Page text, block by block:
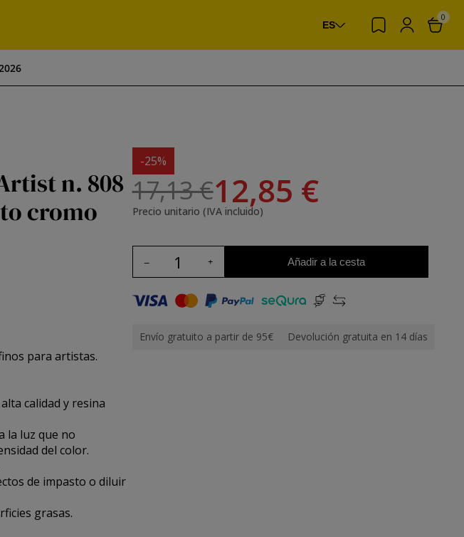
ES
0
n. 808
cromo
para artistas.
calidad y resina
la luz que no
del color.
de impasto o diluir
grasas.
-25%
17,13 €12,85 €
Precio unitario (IVA incluido)
Añadir a la cesta
Envío gratuito a partir de 95€ Devolución gratuita en 14 días